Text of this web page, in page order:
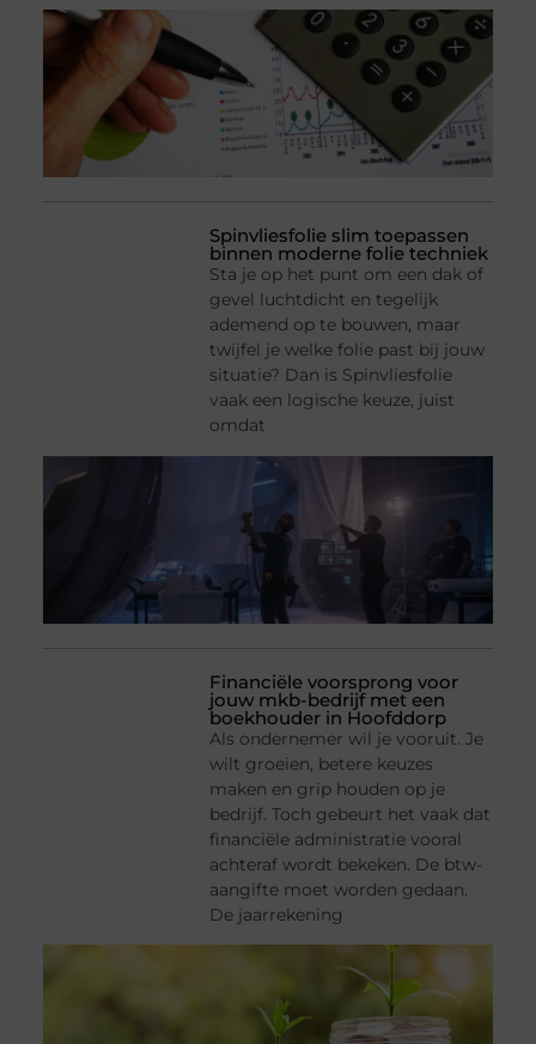
Spinvliesfolie slim toepassen
binnen moderne folie techniek
Sta je op het punt om een dak of
gevel luchtdicht en tegelijk
ademend op te bouwen, maar
twijfel je welke folie past bij jouw
situatie? Dan is Spinvliesfolie
vaak een logische keuze, juist
omdat
Financiële voorsprong voor
jouw mkb-bedrijf met een
boekhouder in Hoofddorp
Als ondernemer wil je vooruit. Je
wilt groeien, betere keuzes
maken en grip houden op je
bedrijf. Toch gebeurt het vaak dat
financiële administratie vooral
achteraf wordt bekeken. De btw-
aangifte moet worden gedaan.
De jaarrekening